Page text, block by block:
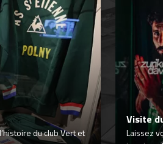
du club Vert et
Visite
Laissez